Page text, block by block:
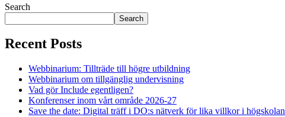
Search
Search
Recent Posts
Webbinarium: Tillträde till högre utbildning
Webbinarium om tillgänglig undervisning
Vad gör Include egentligen?
Konferenser inom vårt område 2026-27
Save the date: Digital träff i DO:s nätverk för lika villkor i högskolan